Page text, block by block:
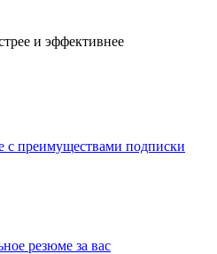
и эффективнее
с преимуществами подписки
резюме за вас